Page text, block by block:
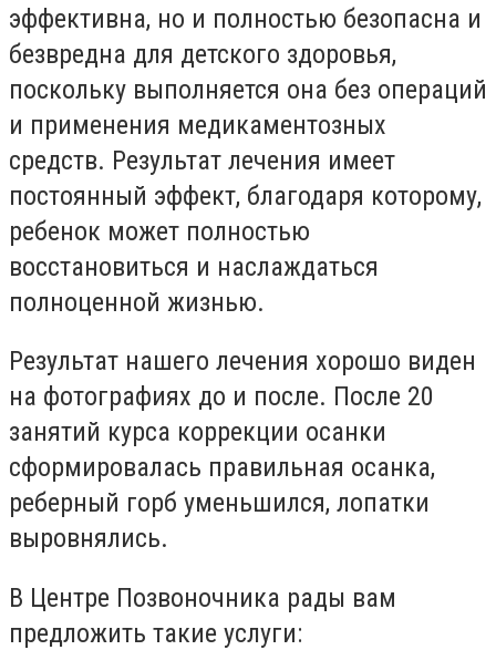
эффективна, но и полностью безопасна и
безвредна для детского здоровья,
поскольку выполняется она без операций
и применения медикаментозных
средств. Результат лечения имеет
постоянный эффект, благодаря которому,
ребенок может полностью
восстановиться и наслаждаться
полноценной жизнью.
Результат нашего лечения хорошо виден
на фотографиях до и после. После 20
занятий курса коррекции осанки
сформировалась правильная осанка,
реберный горб уменьшился, лопатки
выровнялись.
В Центре Позвоночника рады вам
предложить такие услуги: